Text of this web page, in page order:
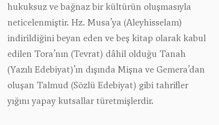
hukuksuz ve bağnaz bir kültürün oluşmasıyla
neticelenmiştir. Hz. Musa’ya (Aleyhisselam)
indirildiğini beyan eden ve beş kitap olarak kabul
edilen Tora’nın (Tevrat) dâhil olduğu Tanah
(Yazılı Edebiyat)’ın dışında Mişna ve Gemera’dan
oluşan Talmud (Sözlü Edebiyat) gibi tahrifler
yığını yapay kutsallar türetmişlerdir.